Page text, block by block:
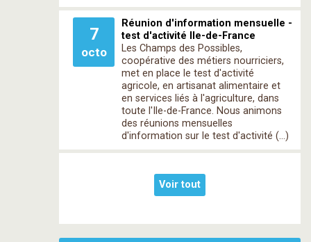
7
octo
Réunion d'information mensuelle -
test d'activité Ile-de-France
Les Champs des Possibles,
coopérative des métiers nourriciers,
met en place le test d'activité
agricole, en artisanat alimentaire et
en services liés à l'agriculture, dans
toute l'Ile-de-France. Nous animons
des réunions mensuelles
d'information sur le test d'activité (…)
Voir tout